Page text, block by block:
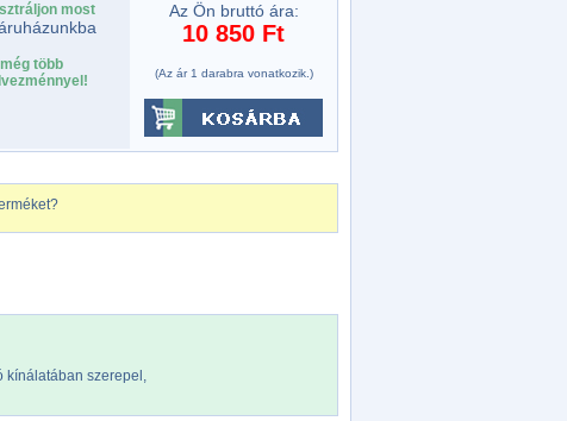
most
még több
Az Ön bruttó ára:
10 850 Ft
(Az ár 1 darabra vonatkozik.)
kínálatában szerepel,